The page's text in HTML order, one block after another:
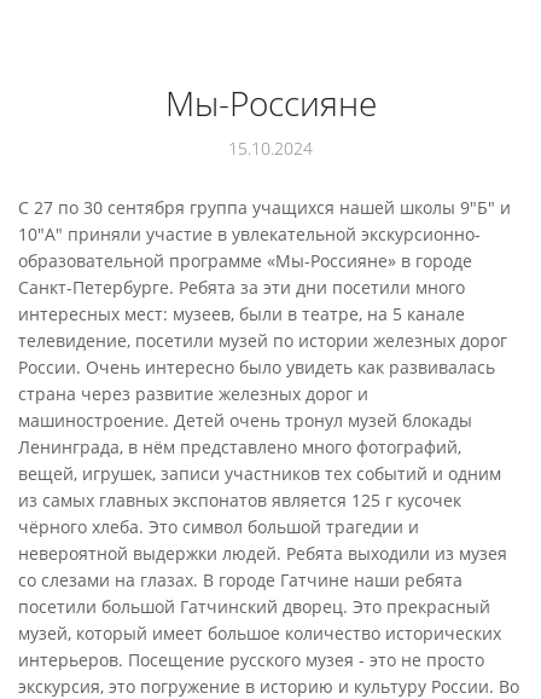
Мы-Россияне
15.10.2024
С 27 по 30 сентября группа учащихся нашей школы 9"Б" и
10"А" приняли участие в увлекательной экскурсионно-
образовательной программе «Мы-Россияне» в городе
Санкт-Петербурге. Ребята за эти дни посетили много
интересных мест: музеев, были в театре, на 5 канале
телевидение, посетили музей по истории железных дорог
России. Очень интересно было увидеть как развивалась
страна через развитие железных дорог и
машиностроение. Детей очень тронул музей блокады
Ленинграда, в нём представлено много фотографий,
вещей, игрушек, записи участников тех событий и одним
из самых главных экспонатов является 125 г кусочек
чёрного хлеба. Это символ большой трагедии и
невероятной выдержки людей. Ребята выходили из музея
со слезами на глазах. В городе Гатчине наши ребята
посетили большой Гатчинский дворец. Это прекрасный
музей, который имеет большое количество исторических
интерьеров. Посещение русского музея - это не просто
экскурсия, это погружение в историю и культуру России. Во